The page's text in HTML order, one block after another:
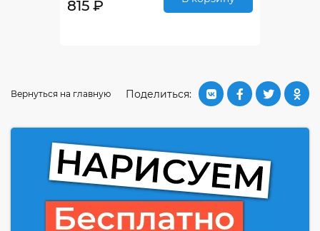
815 ₽
Поделиться:
Вернуться на главную